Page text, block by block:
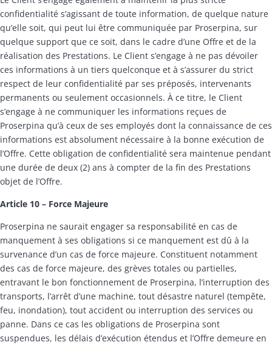
confidentialité s’agissant de toute information, de quelque nature
qu’elle soit, qui peut lui être communiquée par Proserpina, sur
quelque support que ce soit, dans le cadre d’une Offre et de la
réalisation des Prestations. Le Client s’engage à ne pas dévoiler
ces informations à un tiers quelconque et à s’assurer du strict
respect de leur confidentialité par ses préposés, intervenants
permanents ou seulement occasionnels. À ce titre, le Client
s’engage à ne communiquer les informations reçues de
Proserpina qu’à ceux de ses employés dont la connaissance de ces
informations est absolument nécessaire à la bonne exécution de
l’Offre. Cette obligation de confidentialité sera maintenue pendant
une durée de deux (2) ans à compter de la fin des Prestations
objet de l’Offre.
Article 10 – Force Majeure
Proserpina ne saurait engager sa responsabilité en cas de
manquement à ses obligations si ce manquement est dû à la
survenance d’un cas de force majeure. Constituent notamment
des cas de force majeure, des grèves totales ou partielles,
entravant le bon fonctionnement de Proserpina, l’interruption des
transports, l’arrêt d’une machine, tout désastre naturel (tempête,
feu, inondation), tout accident ou interruption des services ou
panne. Dans ce cas les obligations de Proserpina sont
suspendues, les délais d’exécution étendus et l’Offre demeure en